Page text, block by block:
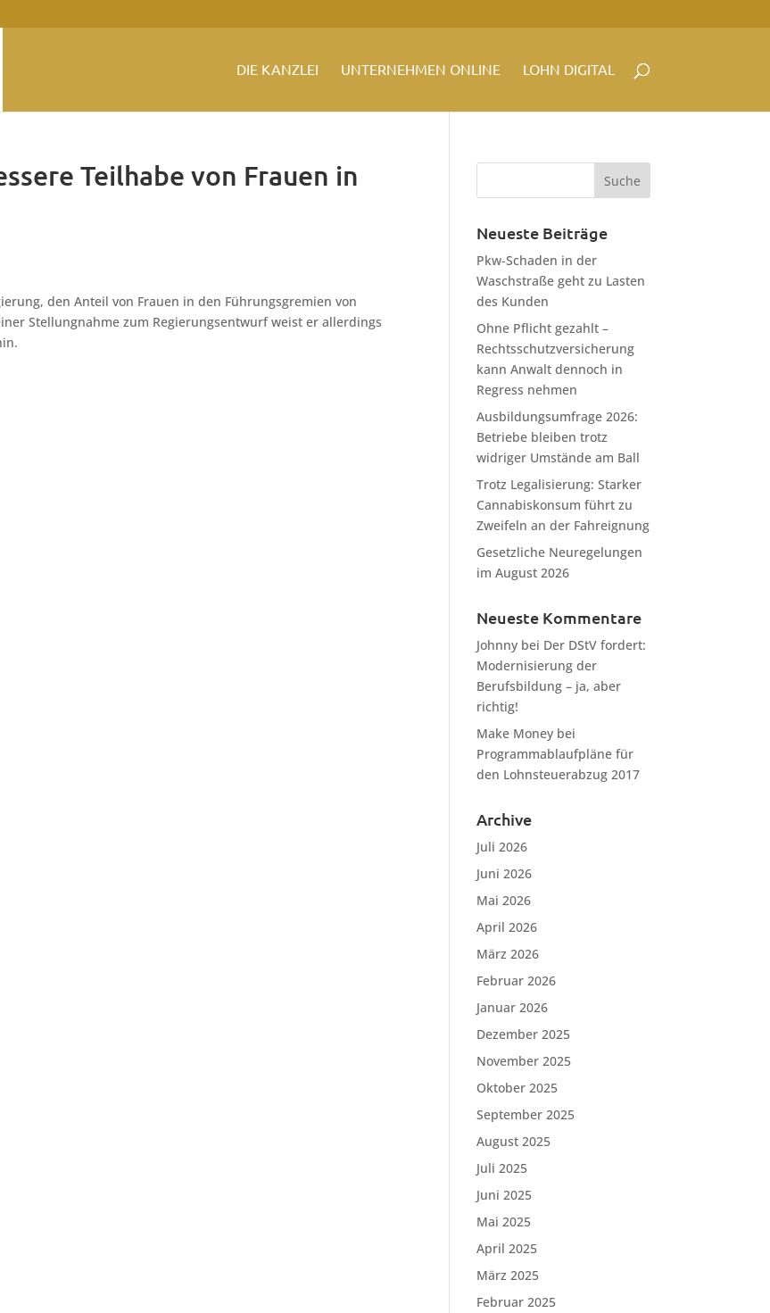
DIE KANZLEI UNTERNEHMEN ONLINE LOHN DIGITAL
Teilhabe von Frauen in
den Anteil von Frauen in den Führungsgremien von
Stellungnahme zum Regierungsentwurf weist er allerdings
Neueste Beiträge
Pkw-Schaden in der
Waschstraße geht zu Lasten
des Kunden
Ohne Pflicht gezahlt –
Rechtsschutzversicherung
kann Anwalt dennoch in
Regress nehmen
Ausbildungsumfrage 2026:
Betriebe bleiben trotz
widriger Umstände am Ball
Trotz Legalisierung: Starker
Cannabiskonsum führt zu
Zweifeln an der Fahreignung
Gesetzliche Neuregelungen
im August 2026
Neueste Kommentare
Johnny bei Der DStV fordert:
Modernisierung der
Berufsbildung – ja, aber
richtig!
Make Money bei
Programmablaufpläne für
den Lohnsteuerabzug 2017
Archive
Juli 2026
Juni 2026
Mai 2026
April 2026
März 2026
Februar 2026
Januar 2026
Dezember 2025
November 2025
Oktober 2025
September 2025
August 2025
Juli 2025
Juni 2025
Mai 2025
April 2025
März 2025
Februar 2025